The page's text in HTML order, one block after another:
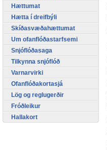
Hættumat
Hætta í dreifbýli
Skíðasvæðahættumat
Um ofanflóðastarfsemi
Snjóflóðasaga
Tilkynna snjóflóð
Varnarvirki
Ofanflóðakortasjá
Lög og reglugerðir
Fróðleikur
Hallakort